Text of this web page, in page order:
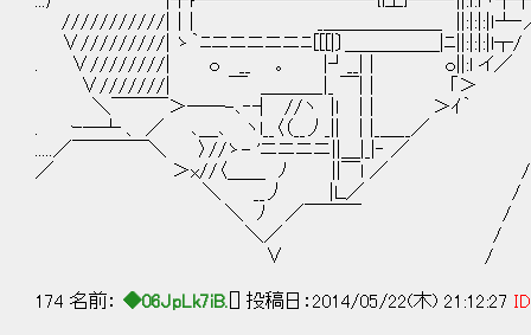
///////////|｜| _＿＿＿＿＿＿_ ||:|:|:|ｌ
∨/////////| ゝ｀ﾆニニニニニﾆ[[[|〕＿＿＿＿＿|
. ∨////////| ｏ __ ｡ |┘__| | ｏ||:l
∨///////| ￣ ＿＿＿_|_ ￣| | ｢＞
＼￣￣￣＞――-､‐┤ //ヽ |ｌ | | ＞ｲ
. ｰ―┴ 、 ／ ､＿､ ヽl__〈（__丿_|| | |_＿__／
.....／￣￣￣￣＼ 〉//ゝ- 'ニニニニ||＿|_|‐ ／
／ ＞x//〈＿＿ ﾉ ||￣l ／ /
＼ __丿 |Ｌ／ /
＼ ﾉ ／￣￣￣ /
＼／ /
∨ /
174 名前： ◆06JpLk7iB. [] 投稿日：2014/05/22(木) 21:12:27